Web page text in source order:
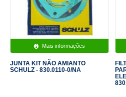
Mais informações
JUNTA KIT NÃO AMIANTO
SCHULZ - 830.0110-0/NA